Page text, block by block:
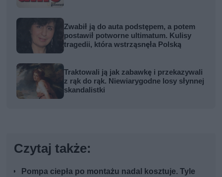
Zwabił ją do auta podstępem, a potem
postawił potworne ultimatum. Kulisy
tragedii, która wstrząsnęła Polską
Traktowali ją jak zabawkę i przekazywali
z rąk do rąk. Niewiarygodne losy słynnej
skandalistki
Czytaj także:
Pompa ciepła po montażu nadal kosztuje. Tyle